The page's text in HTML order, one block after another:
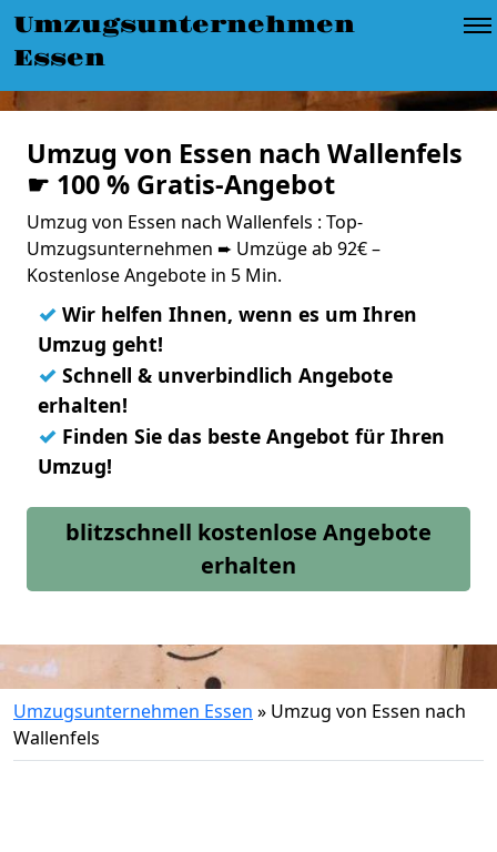
Umzugsunternehmen
Essen
Umzug von Essen nach Wallenfels
☛ 100 % Gratis-Angebot
Umzug von Essen nach Wallenfels : Top-
Umzugsunternehmen ➨ Umzüge ab 92€ –
Kostenlose Angebote in 5 Min.
✓ Wir helfen Ihnen, wenn es um Ihren
Umzug geht!
✓ Schnell & unverbindlich Angebote
erhalten!
✓ Finden Sie das beste Angebot für Ihren
Umzug!
blitzschnell kostenlose Angebote
erhalten
Umzugsunternehmen Essen » Umzug von Essen nach
Wallenfels